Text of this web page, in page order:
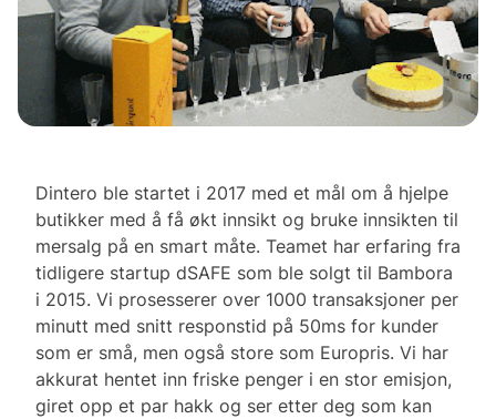
Dintero ble startet i 2017 med et mål om å hjelpe
butikker med å få økt innsikt og bruke innsikten til
mersalg på en smart måte. Teamet har erfaring fra
tidligere startup dSAFE som ble solgt til Bambora
i 2015. Vi prosesserer over 1000 transaksjoner per
minutt med snitt responstid på 50ms for kunder
som er små, men også store som Europris. Vi har
akkurat hentet inn friske penger i en stor emisjon,
giret opp et par hakk og ser etter deg som kan